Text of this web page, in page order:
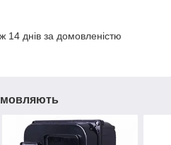
14 днів за домовленістю